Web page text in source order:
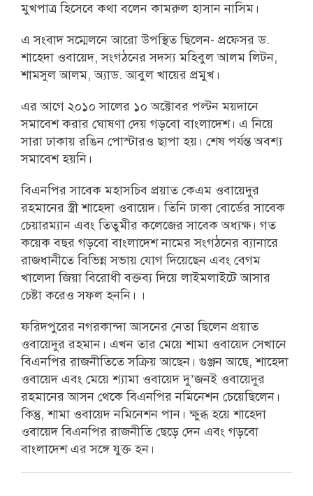
মুখপাত্র হিসেবে কথা বলেন কামরুল হাসান নাসিম।
এ সংবাদ সম্মেলনে আরো উপস্থিত ছিলেন- প্রফেসর ড.
শাহেদা ওবায়েদ, সংগঠনের সদস্য মহিবুল আলম লিটন,
শামসুল আলম, অ্যাড. আবুল খায়ের প্রমুখ।
এর আগে ২০১০ সালের ১০ অক্টোবর পল্টন ময়দানে
সমাবেশ করার ঘোষণা দেয় গড়বো বাংলাদেশ। এ নিয়ে
সারা ঢাকায় রঙিন পোস্টারও ছাপা হয়। শেষ পর্যন্ত অবশ্য
সমাবেশ হয়নি।
বিএনপির সাবেক মহাসচিব প্রয়াত কেএম ওবায়েদুর
রহমানের স্ত্রী শাহেদা ওবায়েদ। তিনি ঢাকা বোর্ডের সাবেক
চেয়ারম্যান এবং তিতুমীর কলেজের সাবেক অধ্যক্ষ। গত
কয়েক বছর গড়বো বাংলাদেশ নামের সংগঠনের ব্যানারে
রাজধানীতে বিভিন্ন সভায় যোগ দিয়েছেন এবং বেগম
খালেদা জিয়া বিরোধী বক্তব্য দিয়ে লাইমলাইটে আসার
চেষ্টা করেও সফল হননি। ।
ফরিদপুরের নগরকান্দা আসনের নেতা ছিলেন প্রয়াত
ওবায়েদুর রহমান। এখন তার মেয়ে শামা ওবায়েদ সেখানে
বিএনপির রাজনীতিতে সক্রিয় আছেন। গুঞ্জন আছে, শাহেদা
ওবায়েদ এবং মেয়ে শ্যামা ওবায়েদ দু’জনই ওবায়েদুর
রহমানের আসন থেকে বিএনপির নমিনেশন চেয়েছিলেন।
কিন্তু, শামা ওবায়েদ নমিনেশন পান। ক্ষুব্ধ হয়ে শাহেদা
ওবায়েদ বিএনপির রাজনীতি ছেড়ে দেন এবং গড়বো
বাংলাদেশ এর সঙ্গে যুক্ত হন।